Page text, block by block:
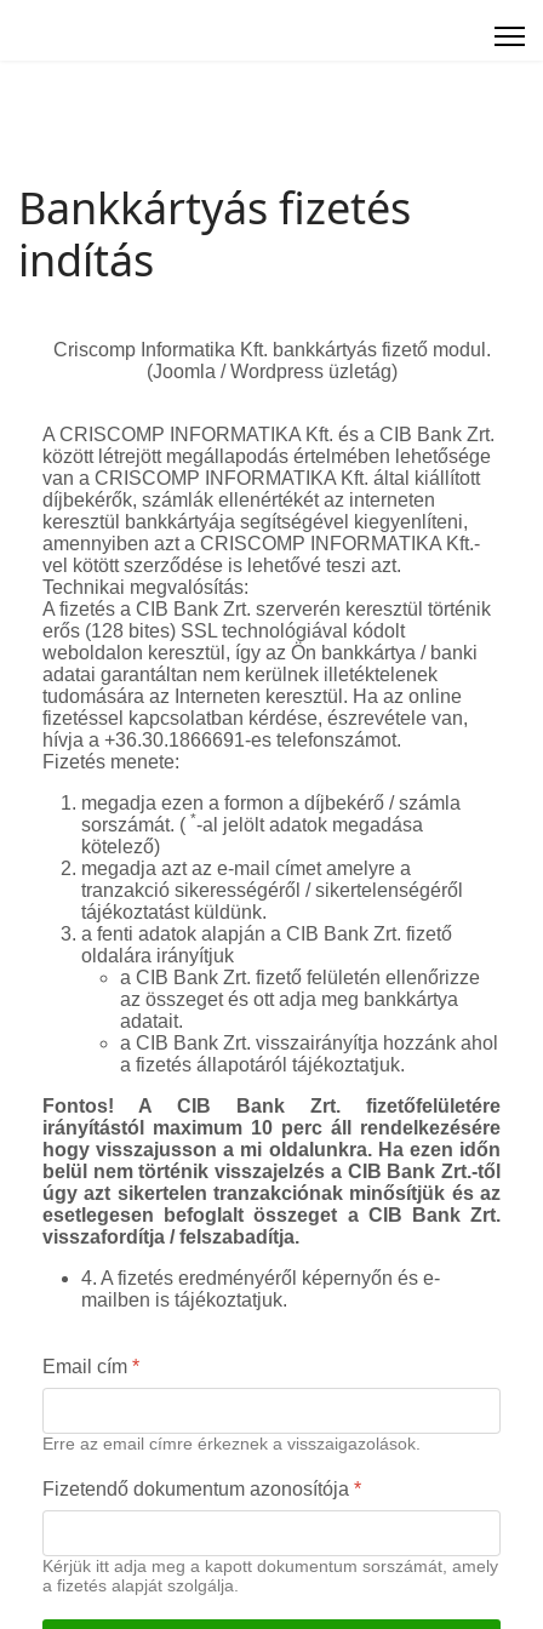
Bankkártyás fizetés
indítás
Criscomp Informatika Kft. bankkártyás fizető modul.
(Joomla / Wordpress üzletág)
A CRISCOMP INFORMATIKA Kft. és a CIB Bank Zrt.
között létrejött megállapodás értelmében lehetősége
van a CRISCOMP INFORMATIKA Kft. által kiállított
díjbekérők, számlák ellenértékét az interneten
keresztül bankkártyája segítségével kiegyenlíteni,
amennyiben azt a CRISCOMP INFORMATIKA Kft.-
vel kötött szerződése is lehetővé teszi azt.
Technikai megvalósítás:
A fizetés a CIB Bank Zrt. szerverén keresztül történik
erős (128 bites) SSL technológiával kódolt
weboldalon keresztül, így az Ön bankkártya / banki
adatai garantáltan nem kerülnek illetéktelenek
tudomására az Interneten keresztül. Ha az online
fizetéssel kapcsolatban kérdése, észrevétele van,
hívja a +36.30.1866691-es telefonszámot.
Fizetés menete:
megadja ezen a formon a díjbekérő / számla
sorszámát. ( *-al jelölt adatok megadása
kötelező)
megadja azt az e-mail címet amelyre a
tranzakció sikerességéről / sikertelenségéről
tájékoztatást küldünk.
a fenti adatok alapján a CIB Bank Zrt. fizető
oldalára irányítjuk
a CIB Bank Zrt. fizető felületén ellenőrizze
az összeget és ott adja meg bankkártya
adatait.
a CIB Bank Zrt. visszairányítja hozzánk ahol
a fizetés állapotáról tájékoztatjuk.
Fontos! A CIB Bank Zrt. fizetőfelületére
irányítástól maximum 10 perc áll rendelkezésére
hogy visszajusson a mi oldalunkra. Ha ezen időn
belül nem történik visszajelzés a CIB Bank Zrt.-től
úgy azt sikertelen tranzakciónak minősítjük és az
esetlegesen befoglalt összeget a CIB Bank Zrt.
visszafordítja / felszabadítja.
4. A fizetés eredményéről képernyőn és e-
mailben is tájékoztatjuk.
Email cím *
Erre az email címre érkeznek a visszaigazolások.
Fizetendő dokumentum azonosítója *
Kérjük itt adja meg a kapott dokumentum sorszámát, amely
a fizetés alapját szolgálja.